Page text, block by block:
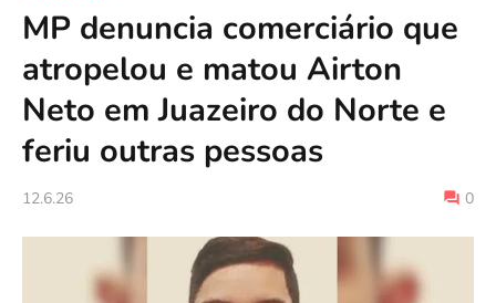
MP denuncia comerciário que
atropelou e matou Airton
Neto em Juazeiro do Norte e
feriu outras pessoas
12.6.26 0